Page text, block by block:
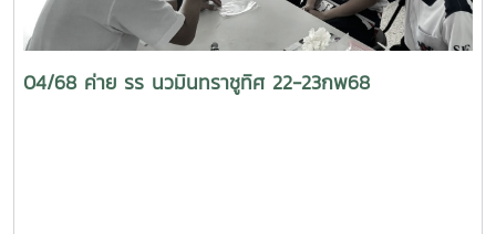
04/68 ค่าย รร นวมินทราชูทิศ 22-23กพ68